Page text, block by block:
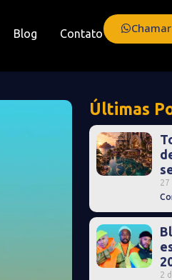
Blog Contato
Últimas
27
2